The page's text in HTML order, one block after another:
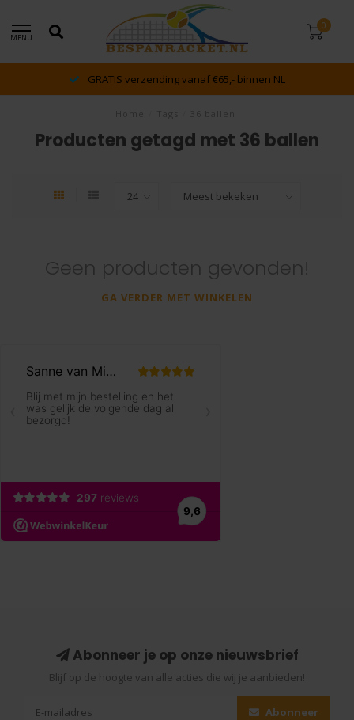
MENU
0
GRATIS verzending vanaf €65,- binnen NL
Producten getagd met 36 ballen
Geen producten gevonden!
GA VERDER MET WINKELEN
Abonneer je op onze nieuwsbrief
Blijf op de hoogte van alle acties die wij je aanbieden!
Abonneer